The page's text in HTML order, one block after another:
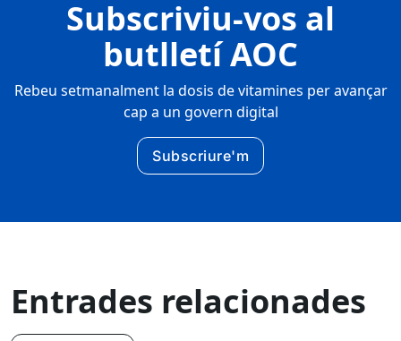
Subscriviu-vos al
butlletí AOC
Rebeu setmanalment la dosis de vitamines per avançar
cap a un govern digital
Subscriure'm
Entrades relacionades